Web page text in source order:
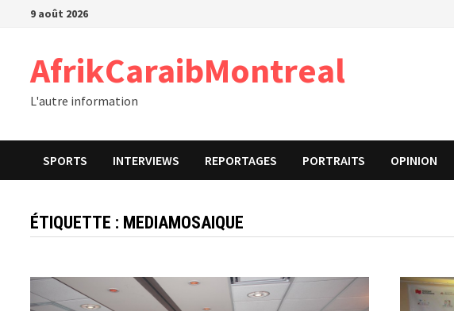
Passer9 août 2026
AfrikCaraibMontreal
L'autre information
SPORTS INTERVIEWS REPORTAGES PORTRAITS OPINION
ÉTIQUETTE : MEDIAMOSAIQUE